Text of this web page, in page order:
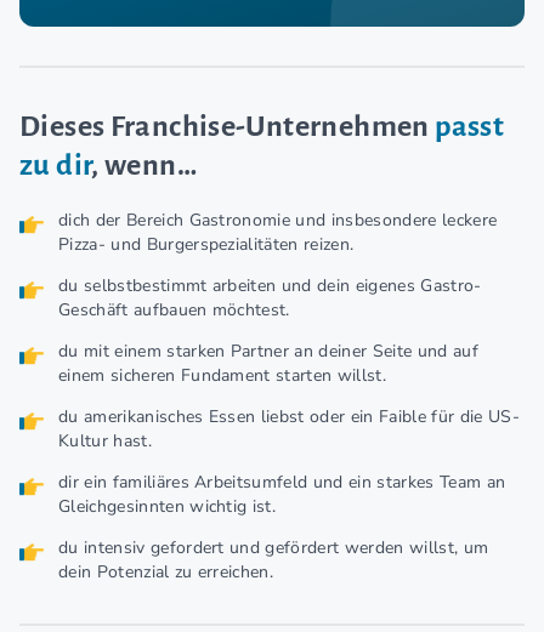
Dieses Franchise-Unternehmen passt
zu dir, wenn…
dich der Bereich Gastronomie und insbesondere leckere
Pizza- und Burgerspezialitäten reizen.
du selbstbestimmt arbeiten und dein eigenes Gastro-
Geschäft aufbauen möchtest.
du mit einem starken Partner an deiner Seite und auf
einem sicheren Fundament starten willst.
du amerikanisches Essen liebst oder ein Faible für die US-
Kultur hast.
dir ein familiäres Arbeitsumfeld und ein starkes Team an
Gleichgesinnten wichtig ist.
du intensiv gefordert und gefördert werden willst, um
dein Potenzial zu erreichen.